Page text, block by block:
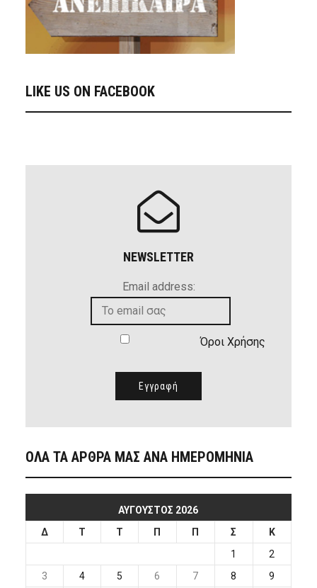
LIKE US ON FACEBOOK
NEWSLETTER
Email address:
Όροι Χρήσης
ΟΛΑ ΤΑ ΑΡΘΡΑ ΜΑΣ ΑΝΑ ΗΜΕΡΟΜΗΝΙΑ
ΑΎΓΟΥΣΤΟΣ 2026
Δ
Τ Τ Π Π Σ
Κ
1
2
3
4 5 6 7 8 9